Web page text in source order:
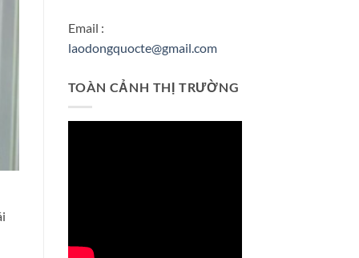
Email :
laodongquocte@gmail.com
TOÀN CẢNH THỊ TRƯỜNG